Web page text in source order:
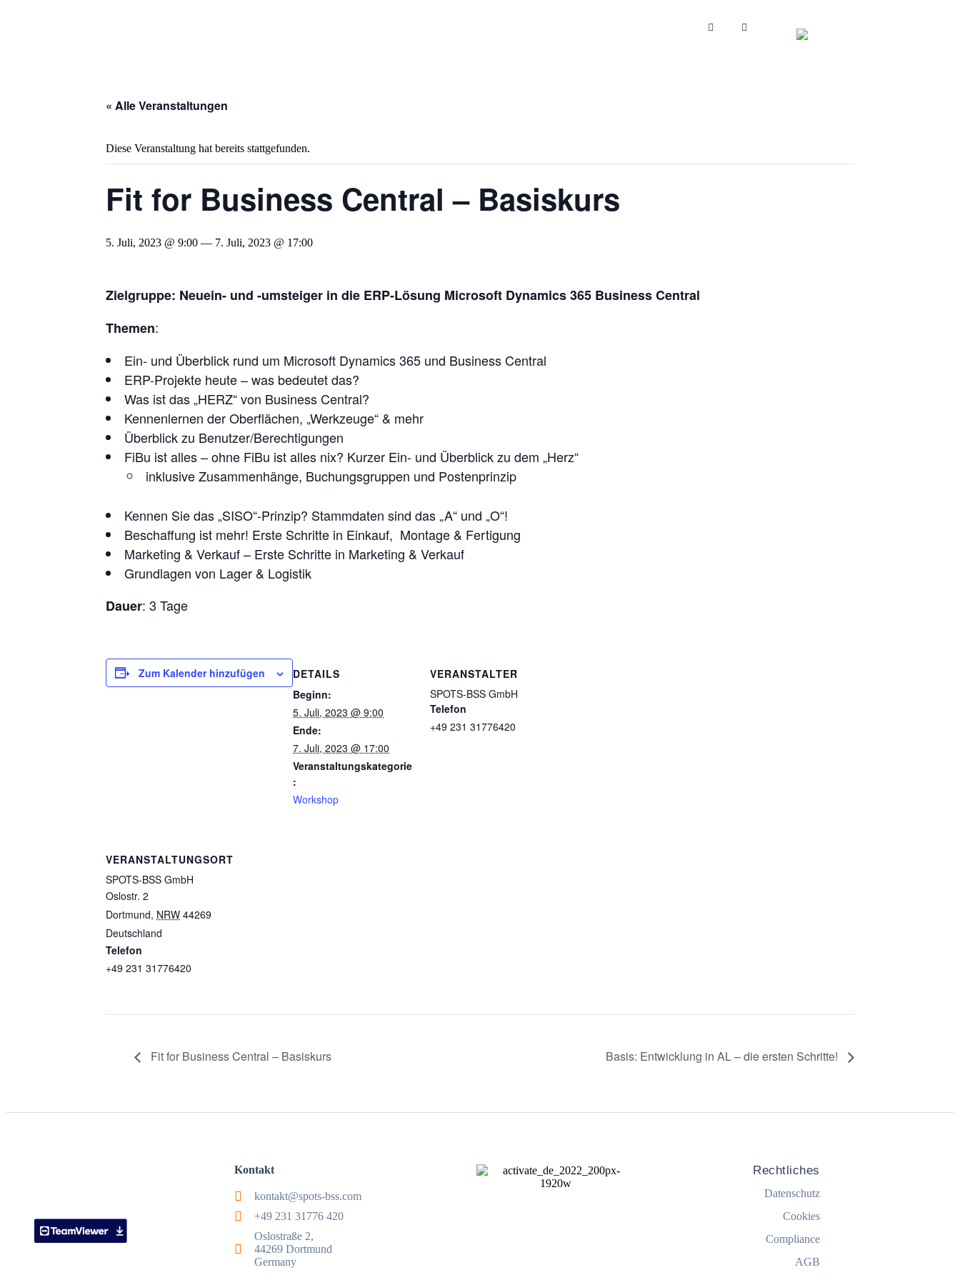
« Alle Veranstaltungen
Diese Veranstaltung hat bereits stattgefunden.
Fit for Business Central – Basiskurs
5. Juli, 2023 @ 9:00 — 7. Juli, 2023 @ 17:00
Zielgruppe: Neuein- und -umsteiger in die ERP-Lösung Microsoft Dynamics 365 Business Central
Themen:
Ein- und Überblick rund um Microsoft Dynamics 365 und Business Central
ERP-Projekte heute – was bedeutet das?
Was ist das „HERZ“ von Business Central?
Kennenlernen der Oberflächen, „Werkzeuge“ & mehr
Überblick zu Benutzer/Berechtigungen
FiBu ist alles – ohne FiBu ist alles nix? Kurzer Ein- und Überblick zu dem „Herz“
inklusive Zusammenhänge, Buchungsgruppen und Postenprinzip
Kennen Sie das „SISO“-Prinzip? Stammdaten sind das „A“ und „O“!
Beschaffung ist mehr! Erste Schritte in Einkauf, Montage & Fertigung
Marketing & Verkauf – Erste Schritte in Marketing & Verkauf
Grundlagen von Lager & Logistik
Dauer: 3 Tage
Zum Kalender hinzufügen
DETAILS
Beginn:
5. Juli, 2023 @ 9:00
Ende:
7. Juli, 2023 @ 17:00
Veranstaltungskategorie
:
Workshop
VERANSTALTER
SPOTS-BSS GmbH
Telefon
+49 231 31776420
VERANSTALTUNGSORT
SPOTS-BSS GmbH
Oslostr. 2
Dortmund, NRW 44269
Deutschland
Telefon
+49 231 31776420
Fit for Business Central – Basiskurs Basis: Entwicklung in AL – die ersten Schritte!
Kontakt
kontakt@spots-bss.com
+49 231 31776 420
Oslostraße 2,
44269 Dortmund
Germany
Rechtliches
Datenschutz
Cookies
Compliance
AGB